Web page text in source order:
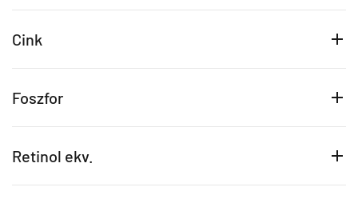
Cink
Foszfor
Retinol ekv.